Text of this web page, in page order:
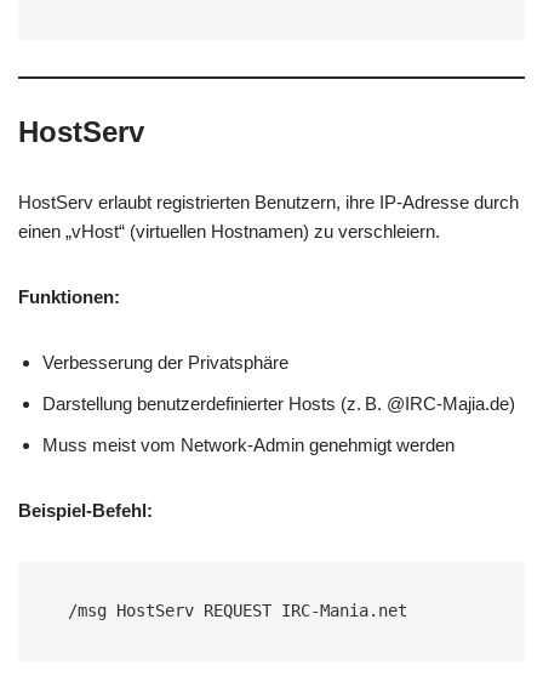
HostServ
HostServ erlaubt registrierten Benutzern, ihre IP-Adresse durch
einen „vHost“ (virtuellen Hostnamen) zu verschleiern.
Funktionen:
Verbesserung der Privatsphäre
Darstellung benutzerdefinierter Hosts (z. B. @IRC-Majia.de)
Muss meist vom Network-Admin genehmigt werden
Beispiel-Befehl:
/msg HostServ REQUEST IRC-Mania.net